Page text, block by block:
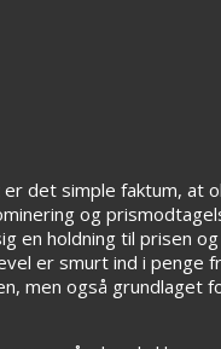
det simple faktum, at
og
en holdning til prisen
er smurt ind i penge
men også grundlaget